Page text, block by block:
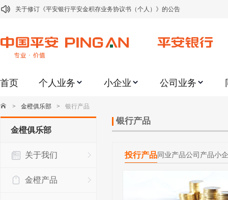
关于修订《平安银行平安金积存业务协议书（个人）》的公告
关于2021年劳动节期间代理贵金属业务风险提示的通知
关于加强代理贵金属业务风险防范的提示
关于进一步加强代理贵金属业务风险防范的提示
关于平安银行电子版信用卡更名为平安银行数字信用卡的公告
关于调整存量首套住房贷款利率的公告
首页 个人业务 小企业 公司业务
> 金橙俱乐部 > 银行产品
金橙俱乐部
关于我们
金橙产品
银行产品
投行产品 同业产品公司产品小